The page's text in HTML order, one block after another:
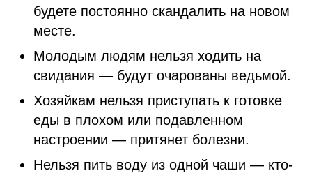
будете постоянно скандалить на новом
месте.
Молодым людям нельзя ходить на
свидания — будут очарованы ведьмой.
Хозяйкам нельзя приступать к готовке
еды в плохом или подавленном
настроении — притянет болезни.
Нельзя пить воду из одной чаши — кто-